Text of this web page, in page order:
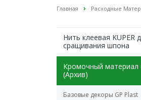
Главная Расходные
Нить клеевая KUPER
сращивания шпона
Кромочный материал
(Архив)
Базовые декоры GP Plast